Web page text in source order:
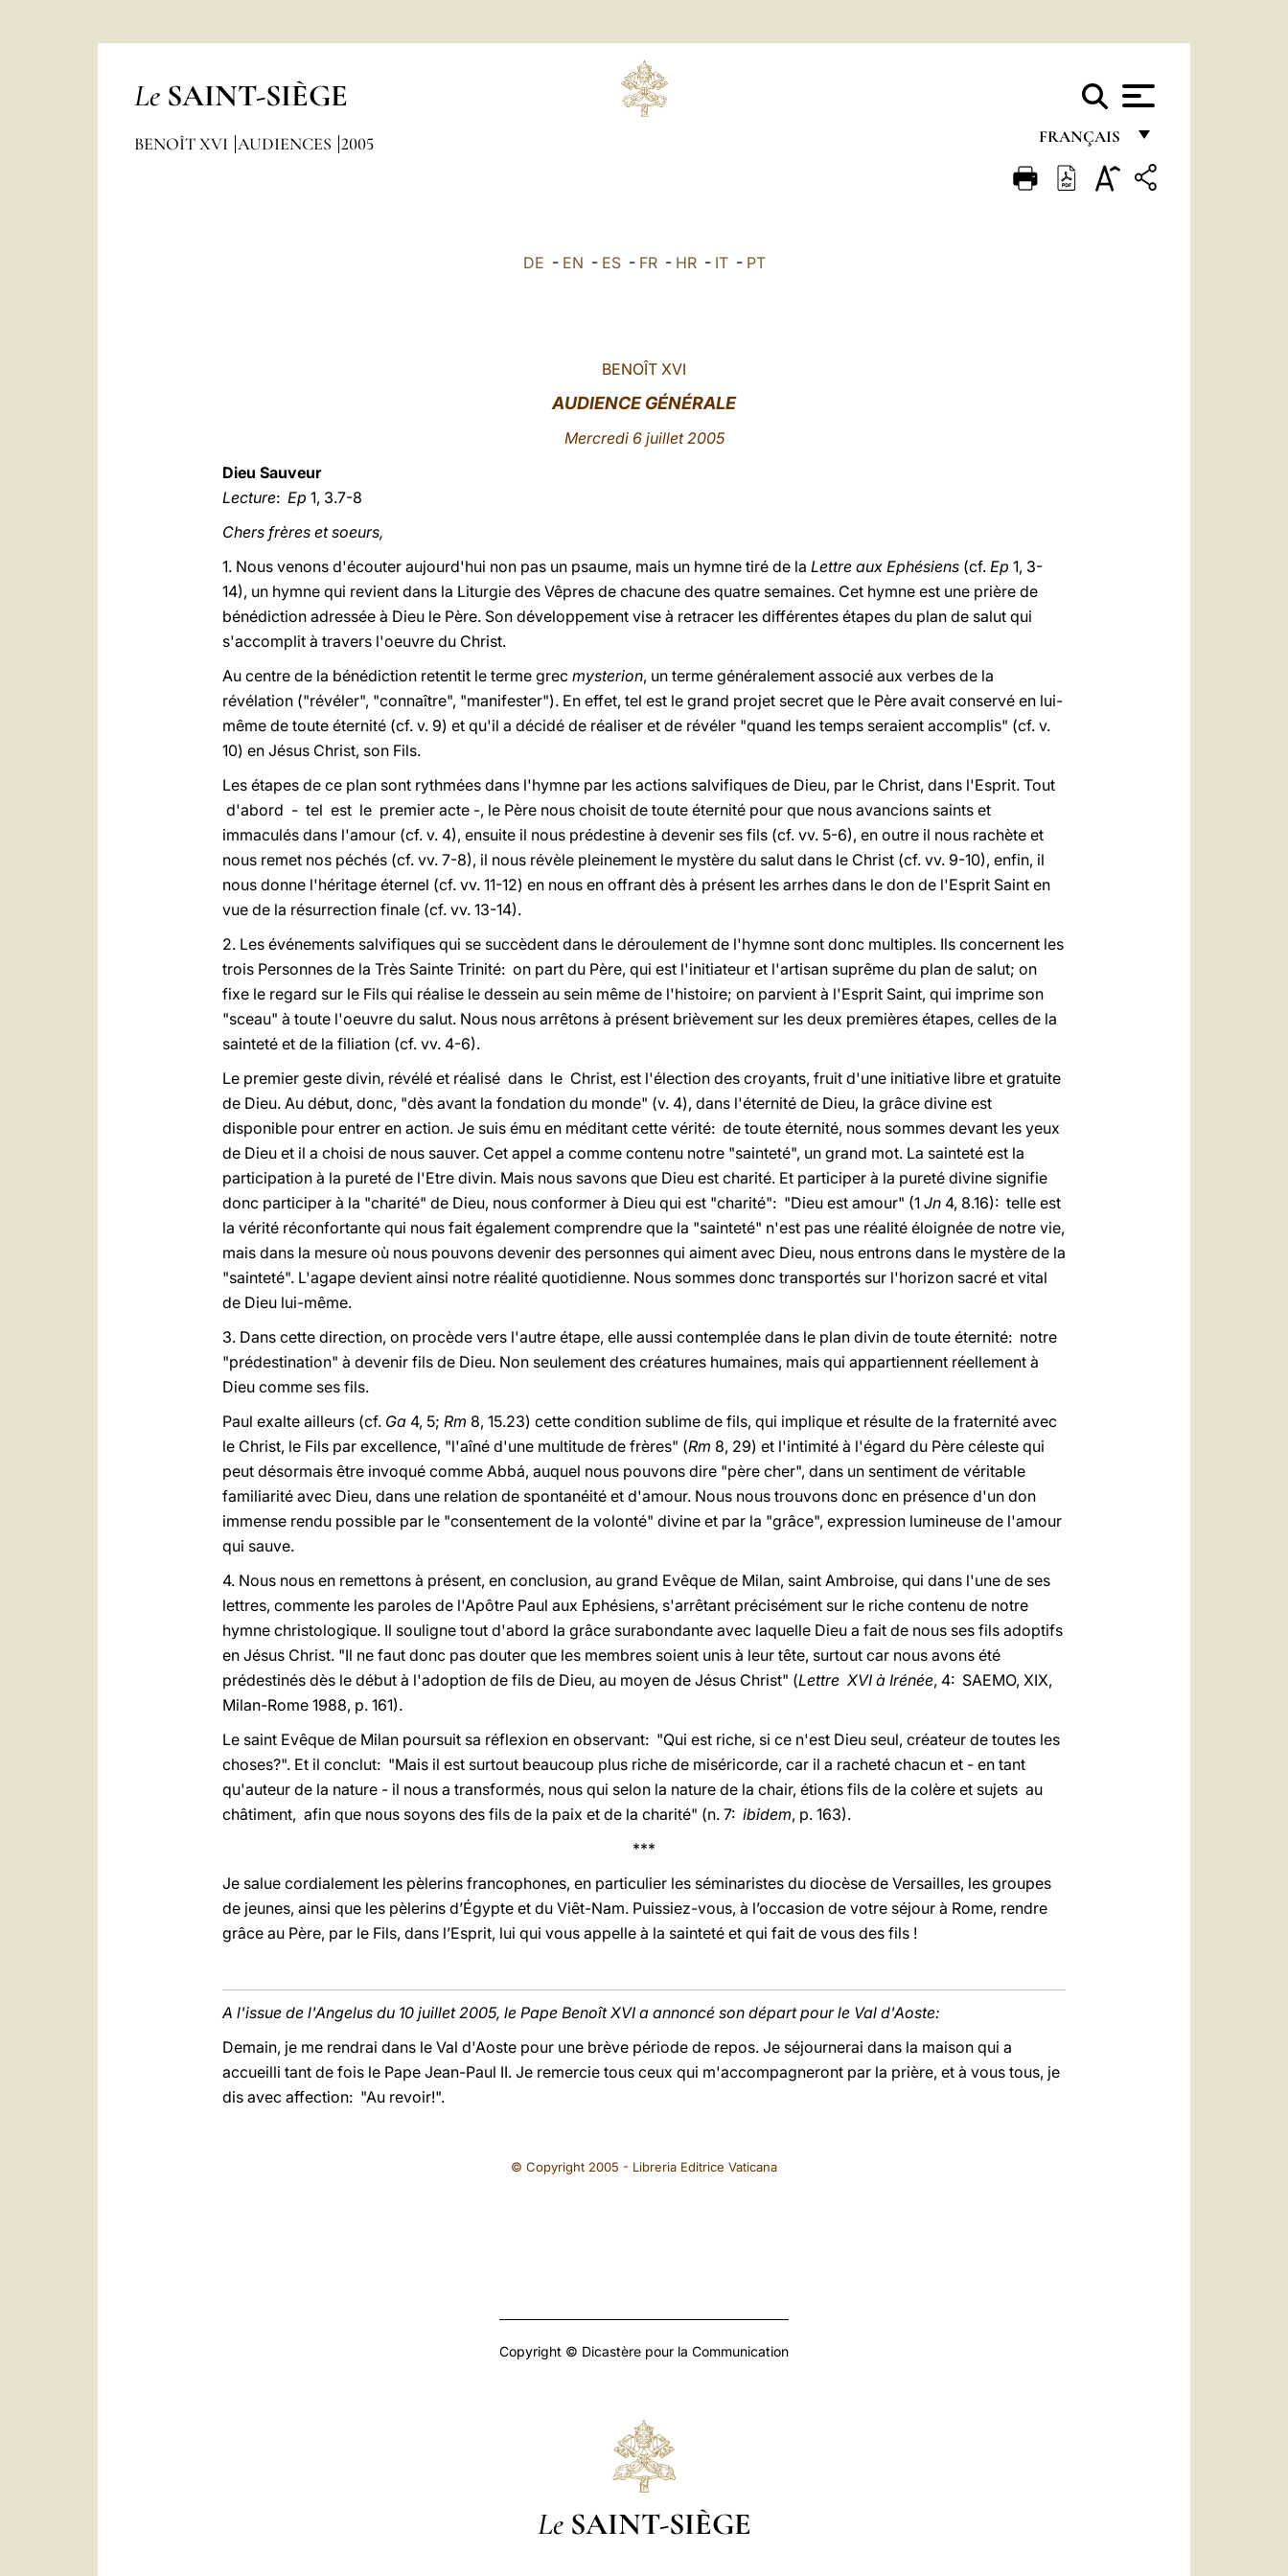
Le SAINT-SIÈGE
FRANÇAIS
FRANÇAIS
BENOÎT XVI AUDIENCES 2005
DE - EN - ES- FR- HR- IT- PT
BENOÎT XVI
AUDIENCE GÉNÉRALE
Mercredi 6 juillet 2005
Dieu Sauveur
Lecture: Ep 1, 3.7-8
Chers frères et soeurs,
1. Nous venons d'écouter aujourd'hui non pas un psaume, mais un hymne tiré de la Lettre aux Ephésiens (cf. Ep 1, 3-
14), un hymne qui revient dans la Liturgie des Vêpres de chacune des quatre semaines. Cet hymne est une prière de
bénédiction adressée à Dieu le Père. Son développement vise à retracer les différentes étapes du plan de salut qui
s'accomplit à travers l'oeuvre du Christ.
Au centre de la bénédiction retentit le terme grec mysterion, un terme généralement associé aux verbes de la
révélation ("révéler", "connaître", "manifester"). En effet, tel est le grand projet secret que le Père avait conservé en lui-
même de toute éternité (cf. v. 9) et qu'il a décidé de réaliser et de révéler "quand les temps seraient accomplis" (cf. v.
10) en Jésus Christ, son Fils.
Les étapes de ce plan sont rythmées dans l'hymne par les actions salvifiques de Dieu, par le Christ, dans l'Esprit. Tout
d'abord - tel est le premier acte -, le Père nous choisit de toute éternité pour que nous avancions saints et
immaculés dans l'amour (cf. v. 4), ensuite il nous prédestine à devenir ses fils (cf. vv. 5-6), en outre il nous rachète et
nous remet nos péchés (cf. vv. 7-8), il nous révèle pleinement le mystère du salut dans le Christ (cf. vv. 9-10), enfin, il
nous donne l'héritage éternel (cf. vv. 11-12) en nous en offrant dès à présent les arrhes dans le don de l'Esprit Saint en
vue de la résurrection finale (cf. vv. 13-14).
2. Les événements salvifiques qui se succèdent dans le déroulement de l'hymne sont donc multiples. Ils concernent les
trois Personnes de la Très Sainte Trinité: on part du Père, qui est l'initiateur et l'artisan suprême du plan de salut; on
fixe le regard sur le Fils qui réalise le dessein au sein même de l'histoire; on parvient à l'Esprit Saint, qui imprime son
"sceau" à toute l'oeuvre du salut. Nous nous arrêtons à présent brièvement sur les deux premières étapes, celles de la
sainteté et de la filiation (cf. vv. 4-6).
Le premier geste divin, révélé et réalisé dans le Christ, est l'élection des croyants, fruit d'une initiative libre et gratuite
de Dieu. Au début, donc, "dès avant la fondation du monde" (v. 4), dans l'éternité de Dieu, la grâce divine est
disponible pour entrer en action. Je suis ému en méditant cette vérité: de toute éternité, nous sommes devant les yeux
de Dieu et il a choisi de nous sauver. Cet appel a comme contenu notre "sainteté", un grand mot. La sainteté est la
participation à la pureté de l'Etre divin. Mais nous savons que Dieu est charité. Et participer à la pureté divine signifie
donc participer à la "charité" de Dieu, nous conformer à Dieu qui est "charité": "Dieu est amour" (1 Jn 4, 8.16): telle est
la vérité réconfortante qui nous fait également comprendre que la "sainteté" n'est pas une réalité éloignée de notre vie,
mais dans la mesure où nous pouvons devenir des personnes qui aiment avec Dieu, nous entrons dans le mystère de la
"sainteté". L'agape devient ainsi notre réalité quotidienne. Nous sommes donc transportés sur l'horizon sacré et vital
de Dieu lui-même.
3. Dans cette direction, on procède vers l'autre étape, elle aussi contemplée dans le plan divin de toute éternité: notre
"prédestination" à devenir fils de Dieu. Non seulement des créatures humaines, mais qui appartiennent réellement à
Dieu comme ses fils.
Paul exalte ailleurs (cf. Ga 4, 5; Rm 8, 15.23) cette condition sublime de fils, qui implique et résulte de la fraternité avec
le Christ, le Fils par excellence, "l'aîné d'une multitude de frères" (Rm 8, 29) et l'intimité à l'égard du Père céleste qui
peut désormais être invoqué comme Abbá, auquel nous pouvons dire "père cher", dans un sentiment de véritable
familiarité avec Dieu, dans une relation de spontanéité et d'amour. Nous nous trouvons donc en présence d'un don
immense rendu possible par le "consentement de la volonté" divine et par la "grâce", expression lumineuse de l'amour
qui sauve.
4. Nous nous en remettons à présent, en conclusion, au grand Evêque de Milan, saint Ambroise, qui dans l'une de ses
lettres, commente les paroles de l'Apôtre Paul aux Ephésiens, s'arrêtant précisément sur le riche contenu de notre
hymne christologique. Il souligne tout d'abord la grâce surabondante avec laquelle Dieu a fait de nous ses fils adoptifs
en Jésus Christ. "Il ne faut donc pas douter que les membres soient unis à leur tête, surtout car nous avons été
prédestinés dès le début à l'adoption de fils de Dieu, au moyen de Jésus Christ" (Lettre XVI à Irénée, 4: SAEMO, XIX,
Milan-Rome 1988, p. 161).
Le saint Evêque de Milan poursuit sa réflexion en observant: "Qui est riche, si ce n'est Dieu seul, créateur de toutes les
choses?". Et il conclut: "Mais il est surtout beaucoup plus riche de miséricorde, car il a racheté chacun et - en tant
qu'auteur de la nature - il nous a transformés, nous qui selon la nature de la chair, étions fils de la colère et sujets au
châtiment, afin que nous soyons des fils de la paix et de la charité" (n. 7: ibidem, p. 163).
***
Je salue cordialement les pèlerins francophones, en particulier les séminaristes du diocèse de Versailles, les groupes
de jeunes, ainsi que les pèlerins d’Égypte et du Viêt-Nam. Puissiez-vous, à l’occasion de votre séjour à Rome, rendre
grâce au Père, par le Fils, dans l’Esprit, lui qui vous appelle à la sainteté et qui fait de vous des fils !
A l'issue de l'Angelus du 10 juillet 2005, le Pape Benoît XVI a annoncé son départ pour le Val d'Aoste:
Demain, je me rendrai dans le Val d'Aoste pour une brève période de repos. Je séjournerai dans la maison qui a
accueilli tant de fois le Pape Jean-Paul II. Je remercie tous ceux qui m'accompagneront par la prière, et à vous tous, je
dis avec affection: "Au revoir!".
© Copyright 2005 - Libreria Editrice Vaticana
Copyright © Dicastère pour la Communication
Le SAINT-SIÈGE